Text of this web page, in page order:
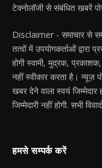
टेक्नोलॉजी से संबंधित खबरें
Disclaimer - समाचार से
तत्वों में उपयोगकर्ताओं द्वारा
होगी स्वामी, मुद्रक,
नहीं स्वीकार करता है। न्यूज़
खबर देने वाला स्वयं
जिम्मेदारी नहीं होगी. सभी
हमसे सम्पर्क करें